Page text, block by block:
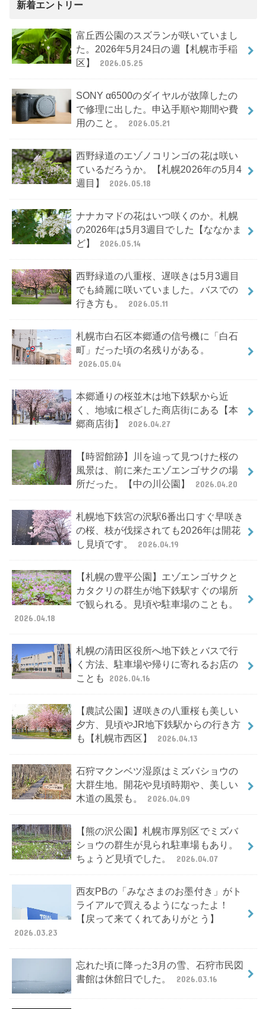
新着エントリー
富丘西公園のスズランが咲いていまし
た。2026年5月24日の週【札幌市手稲
区】
2026.05.25
SONY α6500のダイヤルが故障したの
で修理に出した。申込手順や期間や費
用のこと。
2026.05.21
西野緑道のエゾノコリンゴの花は咲い
ているだろうか。【札幌2026年の5月4
週目】
2026.05.18
ナナカマドの花はいつ咲くのか。札幌
の2026年は5月3週目でした【ななかま
ど】
2026.05.14
西野緑道の八重桜、遅咲きは5月3週目
でも綺麗に咲いていました。バスでの
行き方も。
2026.05.11
札幌市白石区本郷通の信号機に「白石
町」だった頃の名残りがある。
2026.05.04
本郷通りの桜並木は地下鉄駅から近
く、地域に根ざした商店街にある【本
郷商店街】
2026.04.27
【時習館跡】川を辿って見つけた桜の
風景は、前に来たエゾエンゴサクの場
所だった。【中の川公園】
2026.04.20
札幌地下鉄宮の沢駅6番出口すぐ早咲き
の桜、枝が伐採されても2026年は開花
し見頃です。
2026.04.19
【札幌の豊平公園】エゾエンゴサクと
カタクリの群生が地下鉄駅すぐの場所
で観られる。見頃や駐車場のことも。
2026.04.18
札幌の清田区役所へ地下鉄とバスで行
く方法、駐車場や帰りに寄れるお店の
ことも
2026.04.16
【農試公園】遅咲きの八重桜も美しい
夕方、見頃やJR地下鉄駅からの行き方
も【札幌市西区】
2026.04.13
石狩マクンベツ湿原はミズバショウの
大群生地。開花や見頃時期や、美しい
木道の風景も。
2026.04.09
【熊の沢公園】札幌市厚別区でミズバ
ショウの群生が見られ駐車場もあり。
ちょうど見頃でした。
2026.04.07
西友PBの「みなさまのお墨付き」がト
ライアルで買えるようになったよ！
【戻って来てくれてありがとう】
2026.03.23
忘れた頃に降った3月の雪、石狩市民図
書館は休館日でした。
2026.03.16